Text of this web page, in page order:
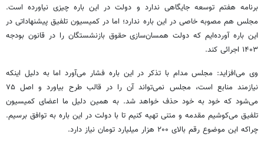
برنامه هفتم توسعه جایگاهی ندارد و دولت در این باره چیزی نیاورده است.
مجلس هم مصوبه خاصی در این باره ندارد؛ اما در کمیسیون تلفیق پیشنهاداتی در
این باره آورده‌ایم که دولت همسان‌سازی حقوق بازنشستگان را در قانون بودجه
۱۴۰۳ اجرائی کند.
وی می‌افزاید: مجلس مدام با تذکر در این باره فشار می‌آورد اما به دلیل اینکه
نیازمند منابع است، مجلس نمی‌تواند آن را در قالب طرح بیاورد و اصل ۷۵
می‌شود که خود به خود حذف خواهد شد. به همین دلیل ما اعضای کمیسیون
تلفیق می‌کوشیم مقدمه و متنی تهیه کنیم تا با دولت در این باره به توافق برسیم.
چراکه این موضوع رقم بالای ۲۰۰ هزار میلیارد تومان نیاز دارد.